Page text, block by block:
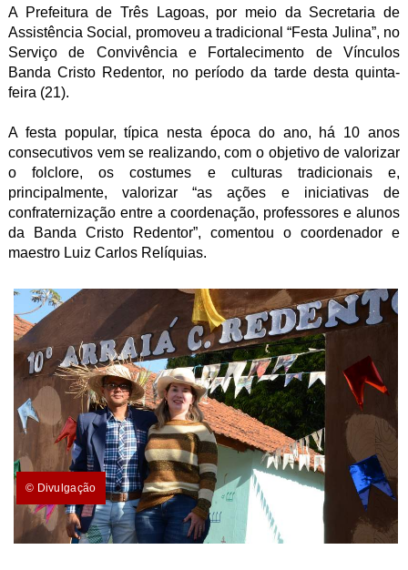
A Prefeitura de Três Lagoas, por meio da Secretaria de
Assistência Social, promoveu a tradicional “Festa Julina”, no
Serviço de Convivência e Fortalecimento de Vínculos
Banda Cristo Redentor, no período da tarde desta quinta-
feira (21).
A festa popular, típica nesta época do ano, há 10 anos
consecutivos vem se realizando, com o objetivo de valorizar
o folclore, os costumes e culturas tradicionais e,
principalmente, valorizar “as ações e iniciativas de
confraternização entre a coordenação, professores e alunos
da Banda Cristo Redentor”, comentou o coordenador e
maestro Luiz Carlos Relíquias.
© Divulgação